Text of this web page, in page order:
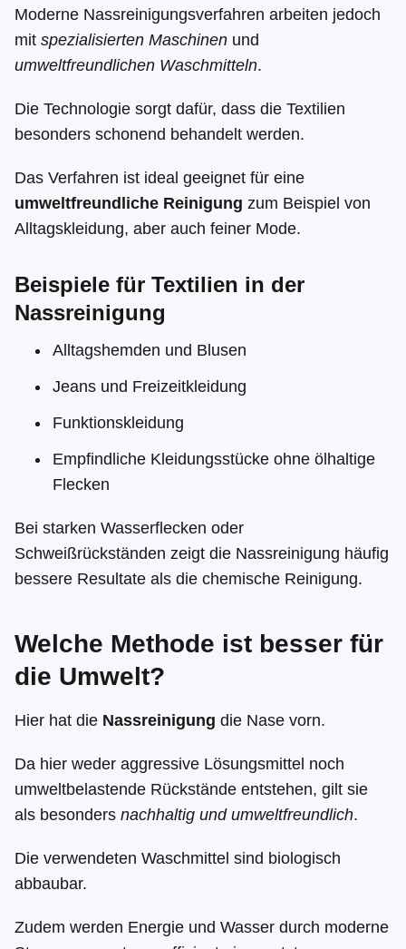
Moderne Nassreinigungsverfahren arbeiten jedoch
mit spezialisierten Maschinen und
umweltfreundlichen Waschmitteln.
Die Technologie sorgt dafür, dass die Textilien
besonders schonend behandelt werden.
Das Verfahren ist ideal geeignet für eine
umweltfreundliche Reinigung zum Beispiel von
Alltagskleidung, aber auch feiner Mode.
Beispiele für Textilien in der
Nassreinigung
Alltagshemden und Blusen
Jeans und Freizeitkleidung
Funktionskleidung
Empfindliche Kleidungsstücke ohne ölhaltige
Flecken
Bei starken Wasserflecken oder
Schweißrückständen zeigt die Nassreinigung häufig
bessere Resultate als die chemische Reinigung.
Welche Methode ist besser für
die Umwelt?
Hier hat die Nassreinigung die Nase vorn.
Da hier weder aggressive Lösungsmittel noch
umweltbelastende Rückstände entstehen, gilt sie
als besonders nachhaltig und umweltfreundlich.
Die verwendeten Waschmittel sind biologisch
abbaubar.
Zudem werden Energie und Wasser durch moderne